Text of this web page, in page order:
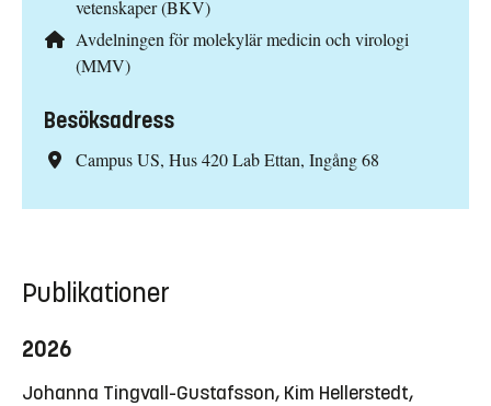
vetenskaper (BKV)
Avdelningen för molekylär medicin och virologi
(MMV)
Besöksadress
Campus US, Hus 420 Lab Ettan, Ingång 68
Publikationer
2026
Johanna Tingvall-Gustafsson, Kim Hellerstedt,